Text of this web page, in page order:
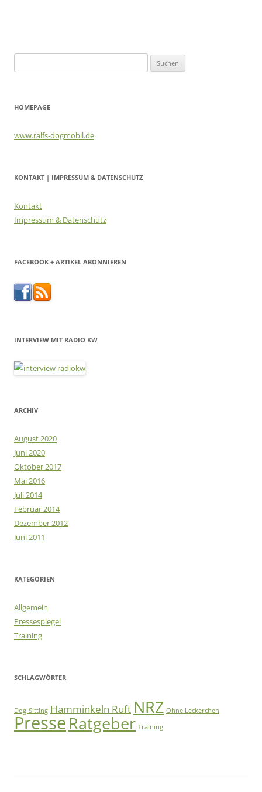
nach:
HOMEPAGE
www.ralfs-dogmobil.de
KONTAKT | IMPRESSUM & DATENSCHUTZ
Kontakt
Impressum & Datenschutz
FACEBOOK + ARTIKEL ABONNIEREN
INTERVIEW MIT RADIO KW
ARCHIV
August 2020
Juni 2020
Oktober 2017
Mai 2016
Juli 2014
Februar 2014
Dezember 2012
Juni 2011
KATEGORIEN
Allgemein
Pressespiegel
Training
SCHLAGWÖRTER
Dog-Sitting Hamminkeln Ruft NRZ Ohne Leckerchen
PresseRatgeber Training